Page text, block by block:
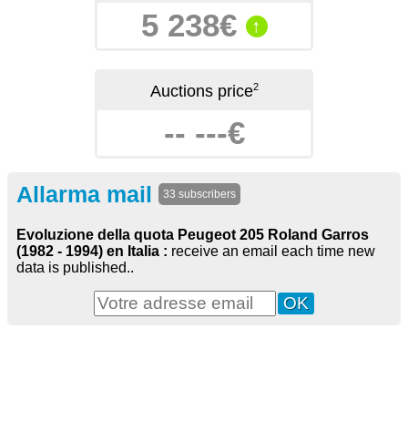
5 238€ ↑
Auctions price2
-- ---€
Allarma mail 33 subscribers
Evoluzione della quota Peugeot 205 Roland Garros
(1982 - 1994) en Italia : receive an email each time new
data is published..